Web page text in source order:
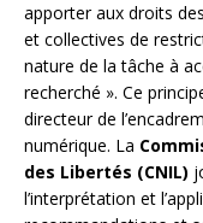
apporter aux droits
et collectives de
nature de la tâche à
recherché ». Ce
directeur de
numérique. La
des Libertés (CNIL)
l’interprétation et